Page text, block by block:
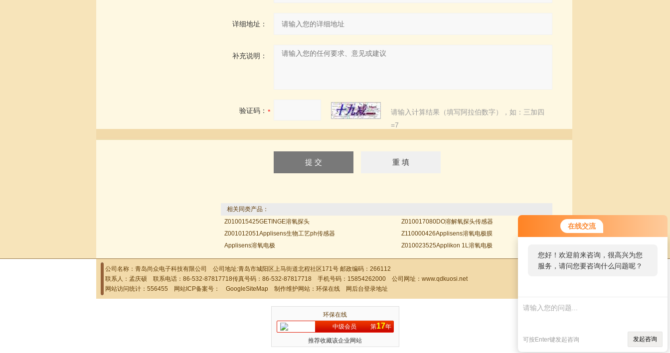
在线交流
您好！欢迎前来咨询，很高兴为您
服务，请问您要咨询什么问题呢？
可按Enter键发起咨询 发起咨询
详细地址：
补充说明：
验证码：
请输入计算结果（填写阿拉伯数字），如：三加四
=7
相关同类产品：
Z010015425GETINGE溶氧探头
Z010017080DO溶解氧探头传感器
Z001012051Applisens生物工艺ph传感器
Z110000426Applisens溶氧电极膜
Applisens溶氧电极
Z010023525Applikon 1L溶氧电极
公司名称：青岛尚众电子科技有限公司 公司地址:青岛市城阳区上马街道北程社区171号 邮政编码：266112
联系人：孟庆硕 联系电话：86-532-87817718传真号码：86-532-87817718 手机号码：15854262000 公司网址： www.qdkuosi.net
网站访问统计：556455 网站ICP备案号： GoogleSiteMap 制作维护网站： 环保在线 网后台登录地址
环保在线
中级会员
第17年
推荐收藏该企业网站